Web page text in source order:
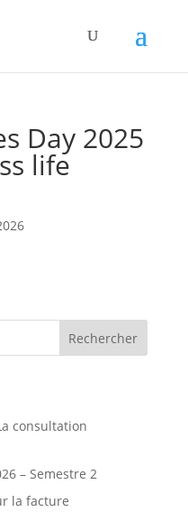
Day 2025
life
Rechercher
consultation
– Semestre 2
la facture